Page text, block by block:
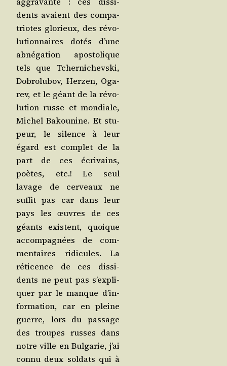
dents avaient des com­pa­
triotes glo­rieux, des révo­
lu­tion­naires dotés d’une
abné­ga­tion apos­to­lique
tels que Tcher­ni­chevs­ki,
Dobro­lu­bov, Her­zen, Oga­
rev, et le géant de la révo­
lu­tion russe et mon­diale,
Michel Bakou­nine. Et stu­
peur, le silence à leur
égard est com­plet de la
part de ces écri­vains,
poètes, etc.! Le seul
lavage de cer­veaux ne
suf­fit pas car dans leur
pays les œuvres de ces
géants existent, quoique
accom­pa­gnées de com­
men­taires ridi­cules. La
réti­cence de ces dis­si­
dents ne peut pas s’ex­pli­
quer par le manque d’in­
for­ma­tion, car en pleine
guerre, lors du pas­sage
des troupes russes dans
notre ville en Bul­ga­rie, j’ai
connu deux sol­dats qui à